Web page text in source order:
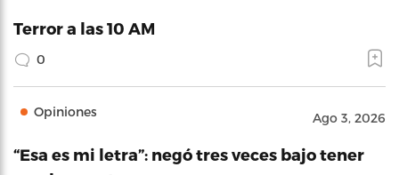
Terror a las 10 AM
0
Opiniones Ago 3, 2026
“Esa es mi letra”: negó tres veces bajo tener